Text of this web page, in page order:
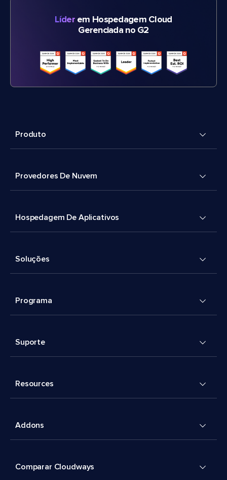
Líderem Hospedagem Cloud
Gerenciada no G2
Produto
Provedores De Nuvem
Hospedagem De Aplicativos
Soluções
Programa
Suporte
Resources
Addons
Comparar Cloudways